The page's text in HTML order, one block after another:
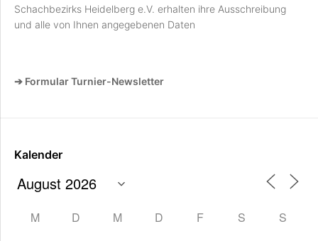
Schachbezirks Heidelberg e.V. erhalten ihre Ausschreibung
und alle von Ihnen angegebenen Daten
➔ Formular Turnier-Newsletter
Kalender
M D M D F S S